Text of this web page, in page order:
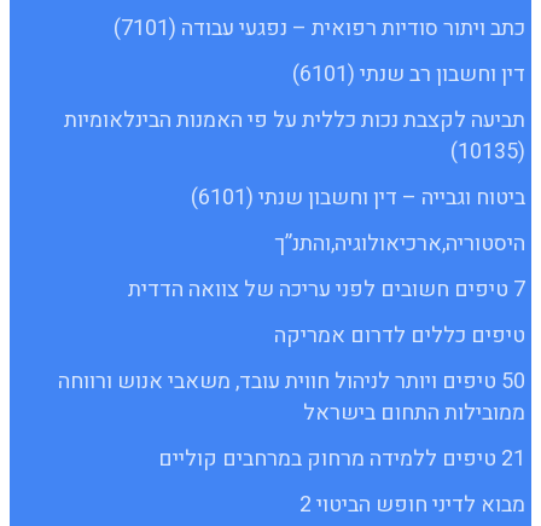
כתב ויתור סודיות רפואית – נפגעי עבודה (7101)
דין וחשבון רב שנתי (6101)
תביעה לקצבת נכות כללית על פי האמנות הבינלאומיות
(10135)
ביטוח וגבייה – דין וחשבון שנתי (6101)
היסטוריה,ארכיאולוגיה,והתנ”ך
7 טיפים חשובים לפני עריכה של צוואה הדדית
טיפים כללים לדרום אמריקה
50 טיפים ויותר לניהול חווית עובד, משאבי אנוש ורווחה
ממובילות התחום בישראל
21 טיפים ללמידה מרחוק במרחבים קוליים
מבוא לדיני חופש הביטוי 2